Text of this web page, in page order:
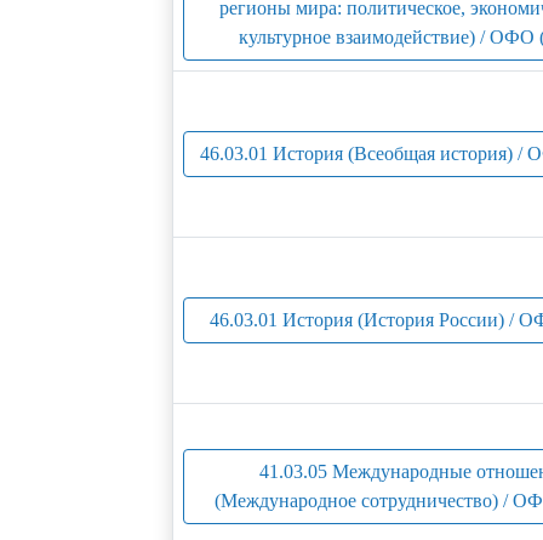
регионы мира: политическое,
культурное взаимодействие) / ОФО
46.03.01 История (Всеобщая история) /
46.03.01 История (История России) /
41.03.05 Международные
(Международное сотрудничество) /